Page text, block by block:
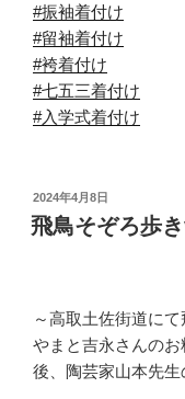
#振袖着付け
#留袖着付け
#袴着付け
#七五三着付け
#入学式着付け
投
稿
日:
2024年4月8日
飛鳥そぞろ歩
～高取土佐街道に
やまと吉永さんの
後、陶芸家山本先生